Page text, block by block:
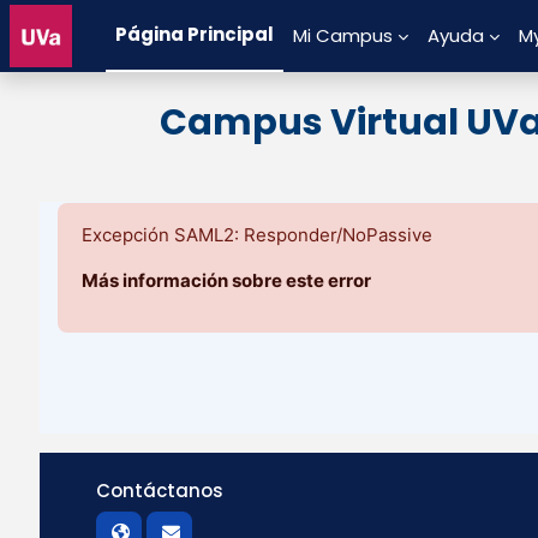
Salta al contenido principal
Página Principal
Mi Campus Ayuda
Campus Virtual
Excepción SAML2: Responder/NoPassive
Más información sobre este error
Contáctanos